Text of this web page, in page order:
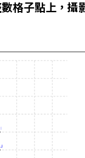
格子點上，